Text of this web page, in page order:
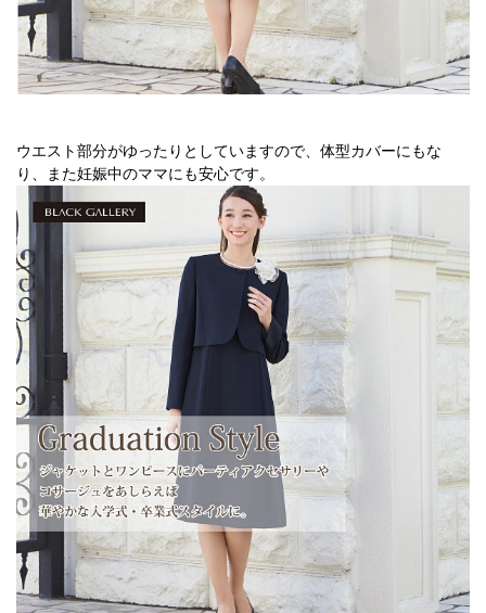
ウエスト部分がゆったりとしていますので、体型カバーにもな
り、また妊娠中のママにも安心です。